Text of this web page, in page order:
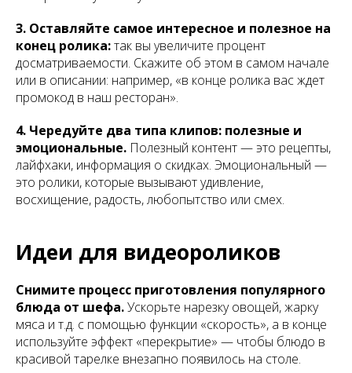
3. Оставляйте самое интересное и полезное на
конец ролика:так вы увеличите процент
досматриваемости. Скажите об этом в самом начале
или в описании: например, «в конце ролика вас ждет
промокод в наш ресторан».
4. Чередуйте два типа клипов: полезные и
эмоциональные. Полезный контент — это рецепты,
лайфхаки, информация о скидках. Эмоциональный —
это ролики, которые вызывают удивление,
восхищение, радость, любопытство или смех.
Идеи для видеороликов
Снимите процесс приготовления популярного
блюда от шефа.Ускорьте нарезку овощей, жарку
мяса и т.д. с помощью функции «скорость», а в конце
используйте эффект «перекрытие» — чтобы блюдо в
красивой тарелке внезапно появилось на столе.